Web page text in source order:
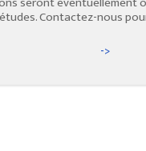
Contactez-nous
->